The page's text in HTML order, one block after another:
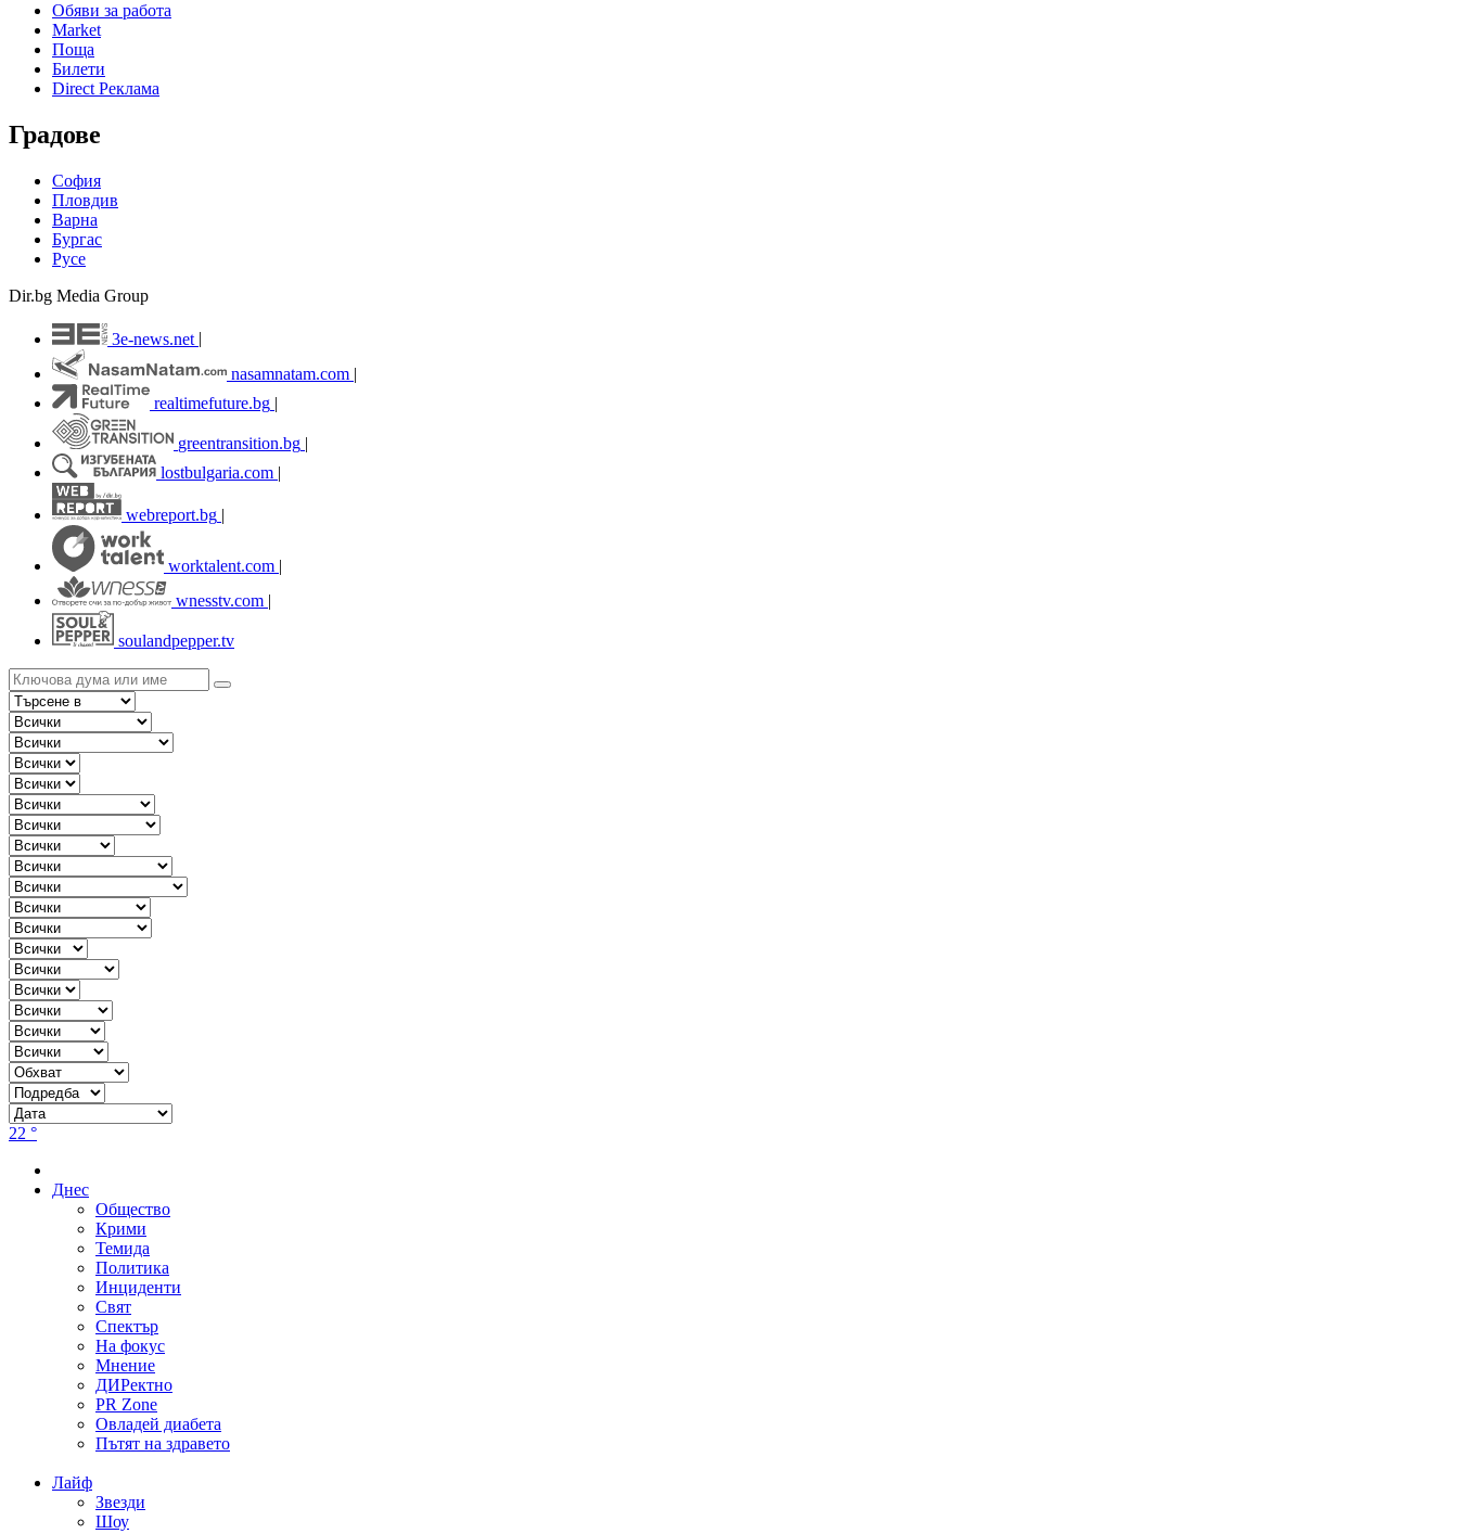
Обяви за работа
Market
Поща
Билети
Direct Реклама
Градове
София
Пловдив
Варна
Бургас
Русе
Dir.bg Media Group
3e-news.net
nasamnatam.com |
realtimefuture.bg |
greentransition.bg |
lostbulgaria.com |
webreport.bg |
worktalent.com |
wnesstv.com |
soulandpepper.tv
22 °
Днес
Общество
Крими
Темида
Политика
Инциденти
Свят
Спектър
На фокус
Мнение
ДИРектно
PR Zone
Овладей диабета
Пътят на здравето
Лайф
Звезди
Шоу